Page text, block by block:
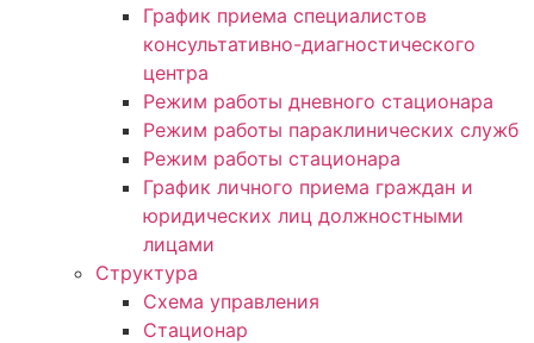
График приема специалистов
консультативно-диагностического
центра
Режим работы дневного стационара
Режим работы параклинических служб
Режим работы стационара
График личного приема граждан и
юридических лиц должностными
лицами
Структура
Схема управления
Стационар